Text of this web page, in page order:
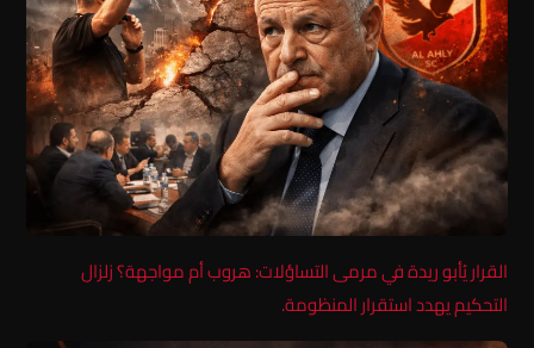
القرار يُأبو ريدة في مرمى التساؤلات: هروب أم مواجهة؟ زلزال
التحكيم يهدد استقرار المنظومة.